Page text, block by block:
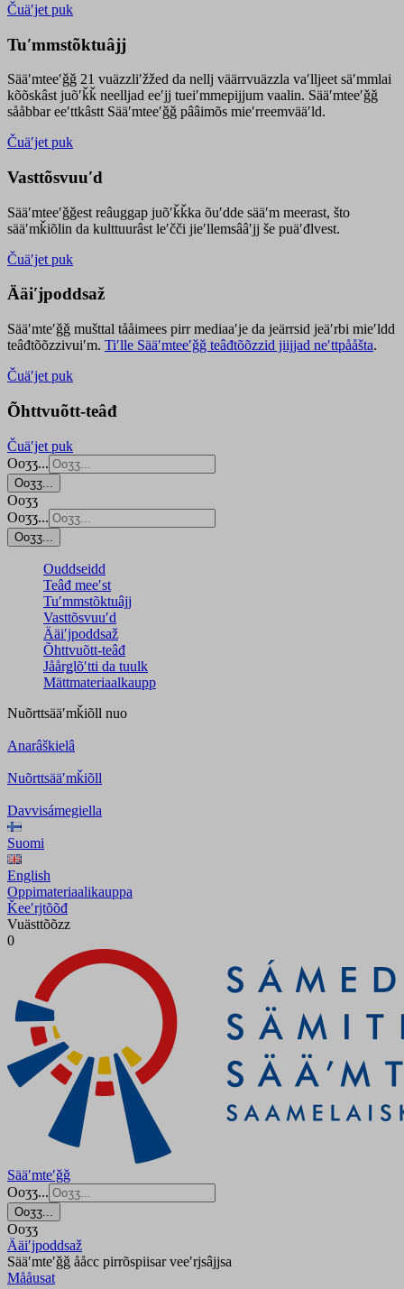
Čuäʹjet puk
Tuʹmmstõktuâjj
Sääʹmteeʹǧǧ 21 vuäzzliʹžžed da nellj väärrvuäzzla vaʹlljeet säʹmmlai
kõõskâst juõʹǩǩ neelljad eeʹjj tueiʹmmepijjum vaalin. Sääʹmteeʹǧǧ
sååbbar eeʹttkâstt Sääʹmteeʹǧǧ pââimõs mieʹrreemvääʹld.
Čuäʹjet puk
Vasttõsvuuʹd
Sääʹmteeʹǧǧest reâuggap juõʹǩǩka õuʹdde sääʹm meerast, što
sääʹmǩiõlin da kulttuurâst leʹčči jieʹllemsââʹjj še puäʹđlvest.
Čuäʹjet puk
Ääiʹjpoddsaž
Sääʹmteʹǧǧ mušttal tååimees pirr mediaaʹje da jeärrsid jeäʹrbi mieʹldd
teâđtõõzzivuiʹm. Tiʹlle Sääʹmteeʹǧǧ teâđtõõzzid jiijjad neʹttpååšta.
Čuäʹjet puk
Õhttvuõtt-teâđ
Čuäʹjet puk
Ooʒʒ...
Ooʒʒ...
Ooʒʒ
Ooʒʒ...
Ooʒʒ...
Ouddseidd
Teâđ meeʹst
Tuʹmmstõktuâjj
Vasttõsvuuʹd
Ääiʹjpoddsaž
Õhttvuõtt-teâđ
Jåårǥlõʹtti da tuulk
Mättmateriaalkaupp
Nuõrttsääʹmǩiõll nuo
Anarâškielâ
Nuõrttsääʹmǩiõll
Davvisámegiella
Suomi
English
Oppimateriaalikauppa
Ǩeeʹrjtõõđ
Vuästtõõzz
0
Sääʹmteʹǧǧ
Ooʒʒ...
Ooʒʒ...
Ooʒʒ
Ääiʹjpoddsaž
Sääʹmteʹǧǧ ååcc pirrõspiisar veeʹrjsâjjsa
Mååusat